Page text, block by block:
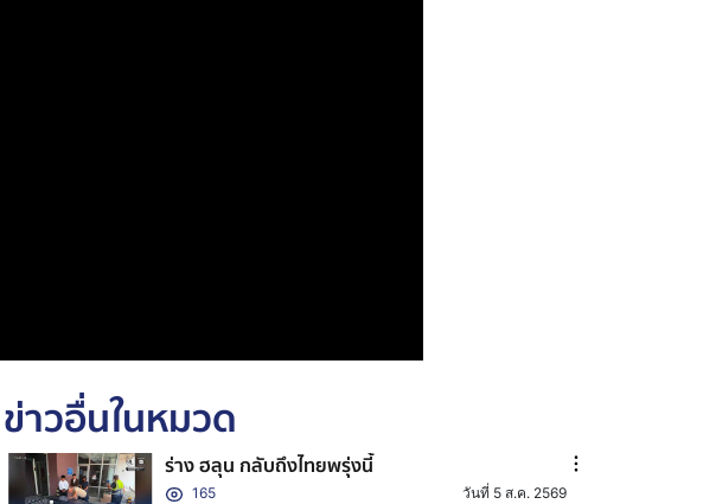
ข่าวอื่นในหมวด
ร่าง ฮลุน กลับถึงไทยพรุ่งนี้
165 วันที่ 5 ส.ค. 2569